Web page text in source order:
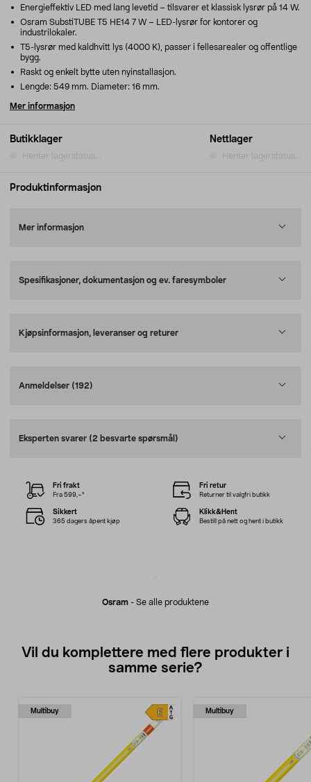
Butikklager
Henter lagerstatus...
Nettlager
Henter lagerstatus...
Energieffektiv LED med lang levetid – tilsvarer et klassisk lysrør på 14 W.
Osram SubstiTUBE T5 HE14 7 W – LED-lysrør for kontorer og
industrilokaler.
T5-lysrør med kaldhvitt lys (4000 K), passer i fellesarealer og offentlige
bygg.
Raskt og enkelt bytte uten nyinstallasjon.
Lengde: 549 mm. Diameter: 16 mm.
Mer informasjon
Produktinformasjon
Mer informasjon
Spesifikasjoner, dokumentasjon og ev. faresymboler
Kjøpsinformasjon, leveranser og returer
Anmeldelser (192)
Eksperten svarer (2 besvarte spørsmål)
Osram - Se alle produktene
Fri frakt
Fra 599,–*
Fri retur
Returner til valgfri butikk
Sikkert
365 dagers åpent kjøp
Klikk&Hent
Bestill på nett og hent i butikk
Vil du komplettere med flere produkter i
samme serie?
Multibuy Multibuy